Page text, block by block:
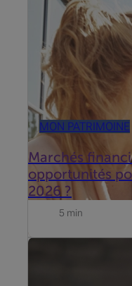
MON PATRIMOINE
Marchés
opportunités
2026 ?
au second semestre
5 min
Mise à jour du 19